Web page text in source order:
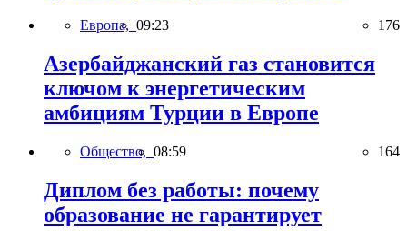
Европа, 09:23 176
Азербайджанский газ становится
ключом к энергетическим
амбициям Турции в Европе
Общество, 08:59 164
Диплом без работы: почему
образование не гарантирует